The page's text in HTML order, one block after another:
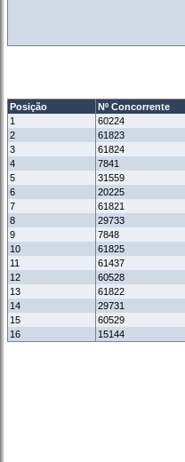
Posição Nº Concorrente
1
60224
2
61823
3
61824
4
7841
5
31559
6
20225
7
61821
8
29733
9
7848
10
61825
11
61437
12
60528
13
61822
14
29731
15
60529
16
15144